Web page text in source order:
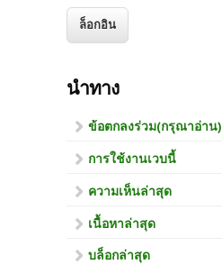
นำทาง
ข้อตกลงร่วม(กรุณาอ่าน)
การใช้งานเวบนี้
ความเห็นล่าสุด
เนื้อหาล่าสุด
บล็อกล่าสุด